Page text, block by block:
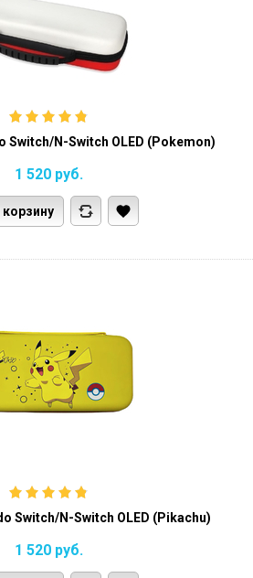
Switch/N-Switch OLED (Pokemon)
1 520 руб.
корзину
Switch/N-Switch OLED (Pikachu)
1 520 руб.